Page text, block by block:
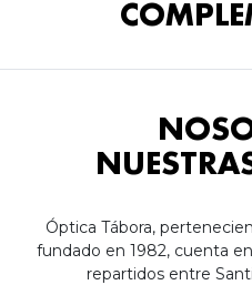
Óptica Tábora,
fundado en 1982, cuenta
repartidos entre